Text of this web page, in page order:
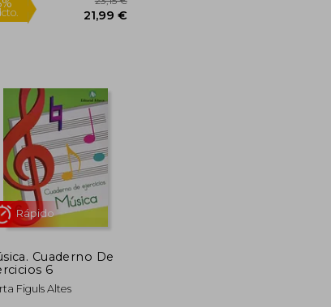
16,95 €
€
5%
dcto.
Cuaderno De
6
Figuls Altes